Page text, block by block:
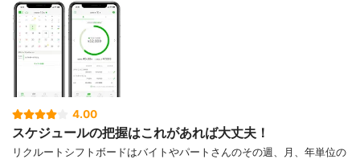
4.00
スケジュールの把握はこれがあれば大丈夫！
リクルートシフトボードはバイトやパートさんのその週、月、年単位の